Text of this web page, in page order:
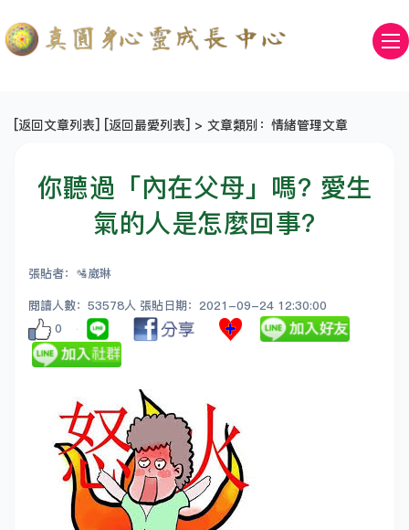
[返回文章列表] [返回最愛列表] > 文章類別：情緒管理文章
你聽過「內在父母」嗎? 愛生
氣的人是怎麼回事?
張貼者：🛂崴琳
閱讀人數：53578人 張貼日期：2021-09-24 12:30:00
0